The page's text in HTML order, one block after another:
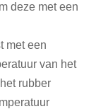
deze met een
met een
van het
rubber